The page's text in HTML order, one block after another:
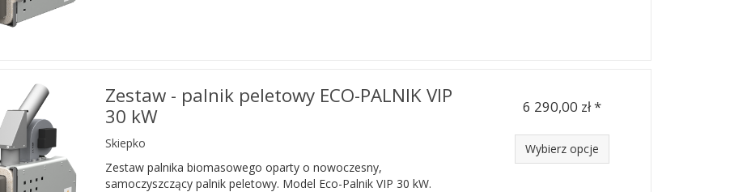
Zestaw - palnik peletowy ECO-PALNIK VIP
30 kW
Skiepko
Zestaw palnika biomasowego oparty o nowoczesny,
samoczyszczący palnik peletowy. Model Eco-Palnik VIP 30 kW.
6 290,00 zł *
Wybierz opcje